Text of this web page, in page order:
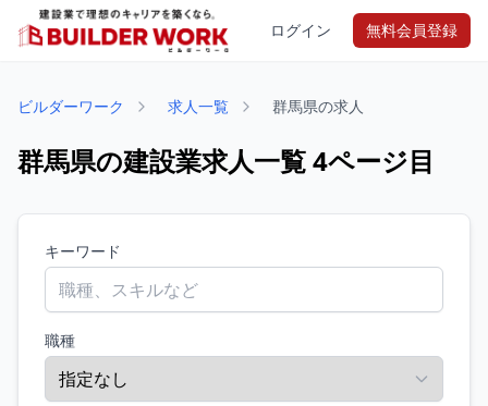
ログイン 無料会員登録
ビルダーワーク 求人一覧 群馬県の求人
群馬県の建設業求人一覧 4ページ目
キーワード
職種